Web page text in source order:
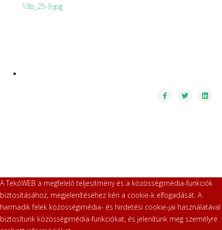
A TekóWEB a megfelelő teljesítmény és a közösségimédia-funkciók
biztosításához, megjelenítéséhez kéri a cookie-k elfogadását. A
harmadik felek közösségimédia- és hirdetési cookie-jai használatával
biztosítunk közösségimédia-funkciókat, és jelenítünk meg személyre